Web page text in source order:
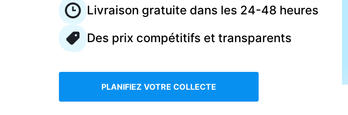
FR
Livraison gratuite dans les 24-48 heures
Des prix compétitifs et transparents
PLANIFIEZ VOTRE COLLECTE